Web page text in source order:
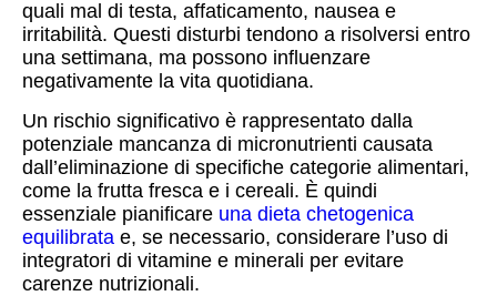
quali mal di testa, affaticamento, nausea e
irritabilità. Questi disturbi tendono a risolversi entro
una settimana, ma possono influenzare
negativamente la vita quotidiana.
Un rischio significativo è rappresentato dalla
potenziale mancanza di micronutrienti causata
dall’eliminazione di specifiche categorie alimentari,
come la frutta fresca e i cereali. È quindi
essenziale pianificare una dieta chetogenica
equilibrata e, se necessario, considerare l’uso di
integratori di vitamine e minerali per evitare
carenze nutrizionali.